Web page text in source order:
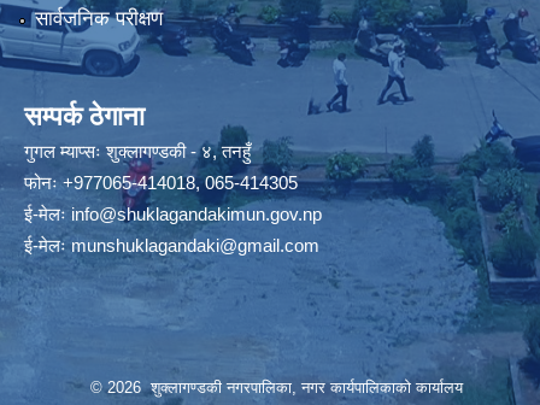
सार्वजनिक परीक्षण
सम्पर्क ठेगाना
गुगल म्याप्सःशुक्लागण्डकी - ४, तनहुँ
फोनः+977065-414018,065-414305
ई-मेलः info@shuklagandakimun.gov.np
ई-मेलःmunshuklagandaki@gmail.com
© 2026 शुक्लागण्डकी नगरपालिका, नगर कार्यपालिकाको कार्यालय